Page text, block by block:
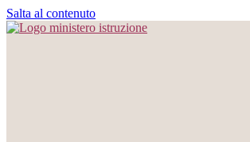
Salta al contenuto